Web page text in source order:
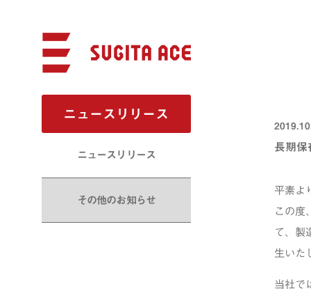
ニュースリリース
ニュースリリース
その他のお知らせ
長期保
平素よ
この度
て、製
生いた
当社で